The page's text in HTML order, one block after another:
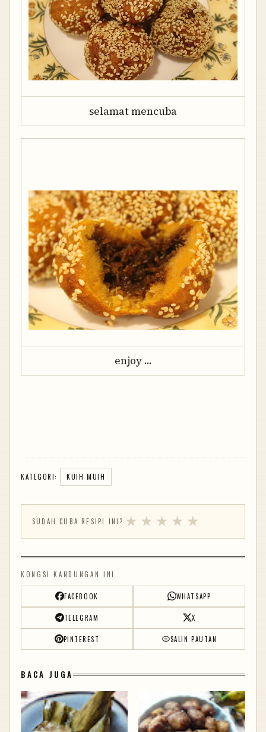
selamat mencuba
enjoy ...
KATEGORI: KUIH MUIH
SUDAH CUBA RESIPI INI? ★ ★ ★ ★ ★
KONGSI KANDUNGAN INI
FACEBOOK WHATSAPP
TELEGRAM X
PINTEREST SALIN PAUTAN
BACA JUGA